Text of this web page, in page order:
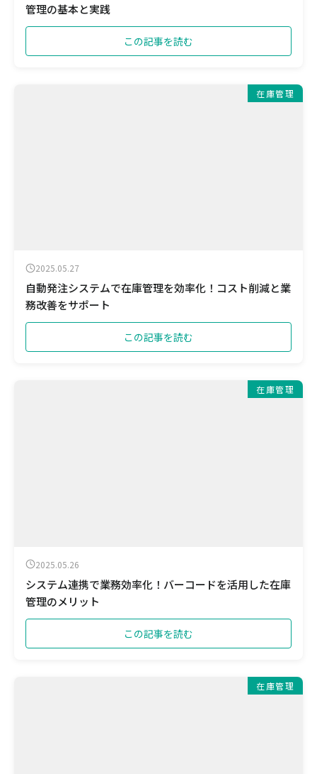
管理の基本と実践
この記事を読む
在庫管理
2025.05.27
自動発注システムで在庫管理を効率化！コスト削減と業
務改善をサポート
この記事を読む
在庫管理
2025.05.26
システム連携で業務効率化！バーコードを活用した在庫
管理のメリット
この記事を読む
在庫管理